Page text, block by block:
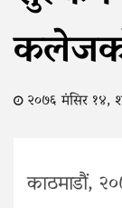
२०७६ मंसिर १४,
काठमाडौं,